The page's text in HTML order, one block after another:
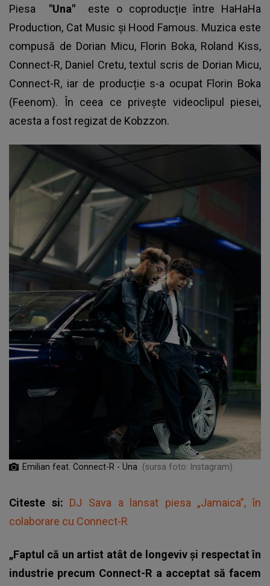
Piesa "Una"
este o coproducție între HaHaHa
Production, Cat Music și Hood Famous. Muzica este
compusă de Dorian Micu, Florin Boka, Roland Kiss,
Connect-R, Daniel Cretu, textul scris de Dorian Micu,
Connect-R, iar de producție s-a ocupat Florin Boka
(Feenom). În ceea ce privește videoclipul piesei,
acesta a fost regizat de Kobzzon.
Emilian feat. Connect-R - Una (sursa foto: Instagram)
Citeste si: DJ Sava a lansat piesa „Jamaica”, în
colaborare cu Connect-R
„Faptul că un artist atât de longeviv și respectat în
industrie precum Connect-R a acceptat să facem